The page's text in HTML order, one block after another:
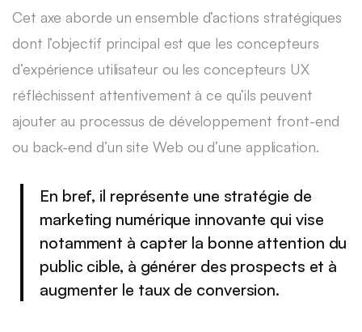
Cet axe aborde un ensemble d’actions stratégiques
dont l’objectif principal est que les concepteurs
d’expérience utilisateur ou les concepteurs UX
réfléchissent attentivement à ce qu’ils peuvent
ajouter au processus de développement front-end
ou back-end d’un site Web ou d’une application.
En bref, il représente une stratégie de
marketing numérique innovante qui vise
notamment à capter la bonne attention du
public cible, à générer des prospects et à
augmenter le taux de conversion.